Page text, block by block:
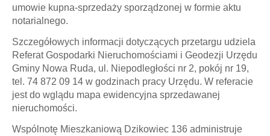
umowie kupna-sprzedaży sporządzonej w formie aktu
notarialnego.
Szczegółowych informacji dotyczących przetargu udziela
Referat Gospodarki Nieruchomościami i Geodezji Urzędu
Gminy Nowa Ruda, ul. Niepodległości nr 2, pokój nr 19,
tel. 74 872 09 14 w godzinach pracy Urzędu. W referacie
jest do wglądu mapa ewidencyjna sprzedawanej
nieruchomości.
Wspólnotę Mieszkaniową Dzikowiec 136 administruje